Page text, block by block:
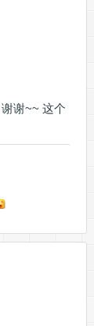
谢~~ 这个